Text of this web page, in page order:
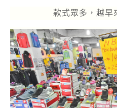
款式眾多，越早